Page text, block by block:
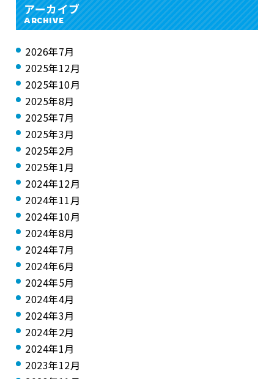
アーカイブ
ARCHIVE
2026年7月
2025年12月
2025年10月
2025年8月
2025年7月
2025年3月
2025年2月
2025年1月
2024年12月
2024年11月
2024年10月
2024年8月
2024年7月
2024年6月
2024年5月
2024年4月
2024年3月
2024年2月
2024年1月
2023年12月